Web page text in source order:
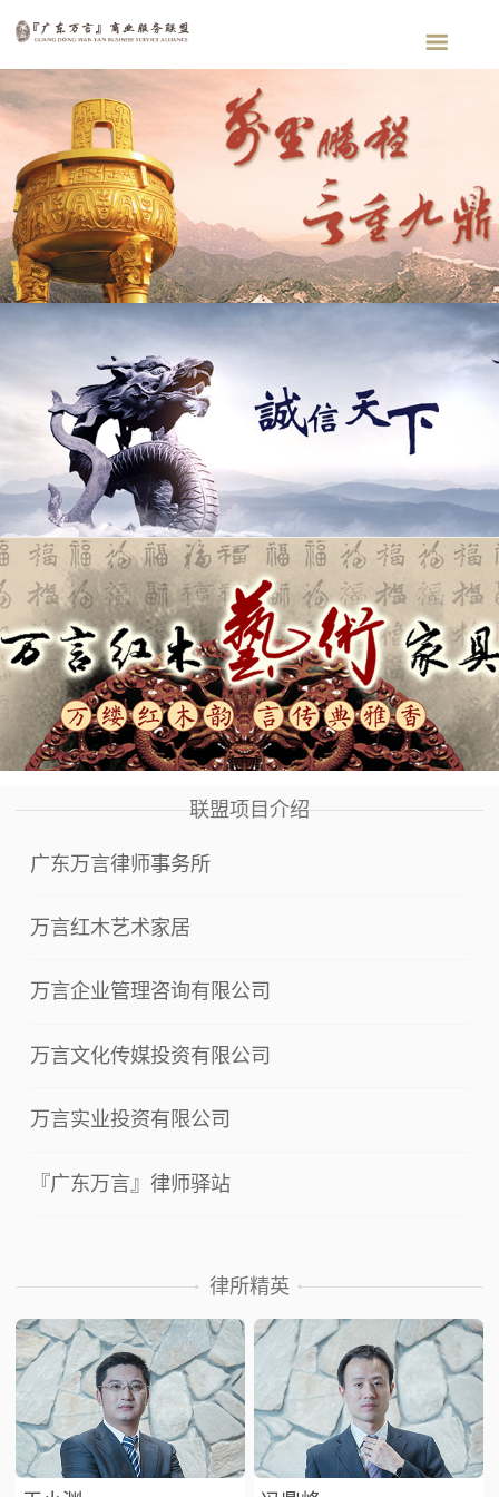
联盟项目介绍
广东万言律师事务所
万言红木艺术家居
万言企业管理咨询有限公司
万言文化传媒投资有限公司
万言实业投资有限公司
『广东万言』律师驿站
律所精英